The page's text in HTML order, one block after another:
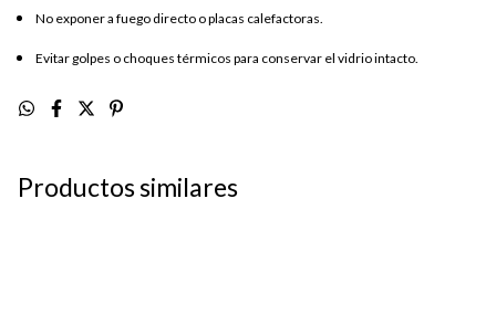
No exponer a fuego directo o placas calefactoras.
Evitar golpes o choques térmicos para conservar el vidrio intacto.
Productos similares